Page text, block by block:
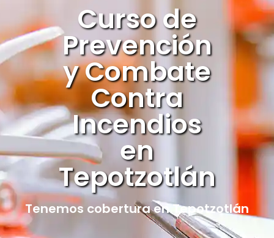
Curso de
Prevención
y Combate
Contra
Incendios
en
Tepotzotlán
Tenemos cobertura en Tepotzotlán